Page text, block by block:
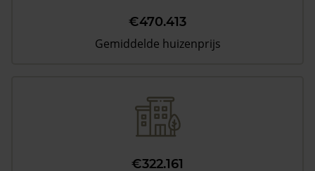
€470.413
Gemiddelde huizenprijs
€322.161